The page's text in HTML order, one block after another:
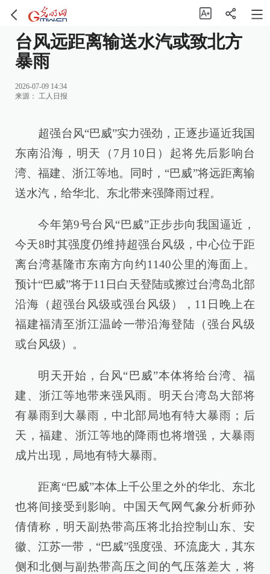
台风远距离输送水汽或致北方
暴雨
2026-07-09 14:34
来源： 工人日报
超强台风“巴威”实力强劲，正逐步逼近我国
东南沿海，明天（7月10日）起将先后影响台
湾、福建、浙江等地。同时，“巴威”将远距离输
送水汽，给华北、东北带来强降雨过程。
今年第9号台风“巴威”正步步向我国逼近，
今天8时其强度仍维持超强台风级，中心位于距
离台湾基隆市东南方向约1140公里的海面上。
预计“巴威”将于11日白天登陆或擦过台湾岛北部
沿海（超强台风级或强台风级），11日晚上在
福建福清至浙江温岭一带沿海登陆（强台风级
或台风级）。
明天开始，台风“巴威”本体将给台湾、福
建、浙江等地带来强风雨。明天台湾岛大部将
有暴雨到大暴雨，中北部局地有特大暴雨；后
天，福建、浙江等地的降雨也将增强，大暴雨
成片出现，局地有特大暴雨。
距离“巴威”本体上千公里之外的华北、东北
也将间接受到影响。中国天气网气象分析师孙
倩倩称，明天副热带高压将北抬控制山东、安
徽、江苏一带，“巴威”强度强、环流庞大，其东
侧和北侧与副热带高压之间的气压落差大，将